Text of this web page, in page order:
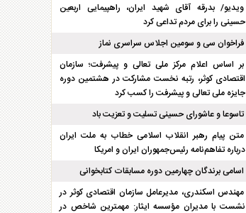
ویدیو/ بدرقه آقای شهید ایران، راهپیمایی اربعین
حسینی را برای مردم تداعی کرد
فراخوان سی و سومین اجلاس سراسری نماز
بر اساس اعلام مرکز ملی تعالی و پیشرفت؛ سازمان
اقتصادی کوثر، رتبه نخست مشارکت در هشتمین دوره
جایزه ملی تعالی و پیشرفت را کسب کرد
تاسوعا و عاشورای حسینی تسلیت و تعزیت باد
متن پیام رهبر انقلاب اسلامی خطاب به ملت ایران
درباره تفاهم‌نامه رئیس‌جمهوران ایران و امریکا
اسامی برندگان چهارمین دوره مسابقات کتابخوانی
مهندس اسکندری، مدیرعامل سازمان اقتصادی کوثر در
نشست با مدیران مؤسسه ایثار: مهمترین شاخص در